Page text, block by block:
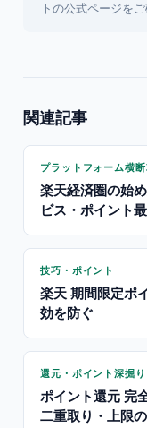
トの公式ページをご
関連記事
プラットフォーム横
楽天経済圏の始
ビス・ポイント
技巧・ポイント
楽天 期間限定ポ
効を防ぐ
還元・ポイント深掘り
ポイント還元 完
二重取り・上限